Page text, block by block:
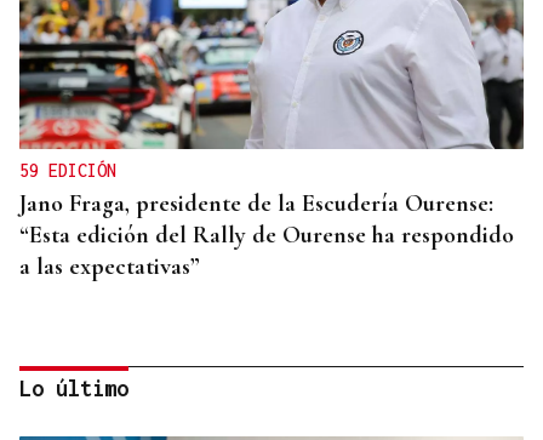
59 EDICIÓN
Jano Fraga, presidente de la Escudería Ourense:
“Esta edición del Rally de Ourense ha respondido
a las expectativas”
Lo último